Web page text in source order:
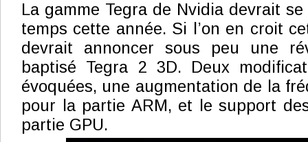
La gamme Tegra de Nvidia devrait
temps cette année. Si l’on en croit
devrait annoncer sous peu une
baptisé Tegra 2 3D. Deux
évoquées, une augmentation de la
pour la partie ARM, et le support
partie GPU.